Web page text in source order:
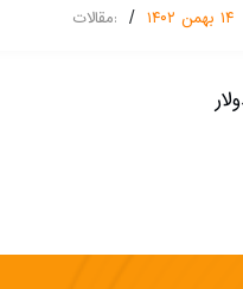
۱۴ بهمن ۱۴۰۲ /
:مقالات